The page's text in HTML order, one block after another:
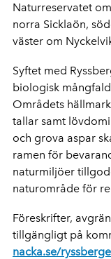
Naturreservatet
norra Sicklaön,
väster om
Syftet med
biologisk
Områdets
tallar samt
och grova aspar
ramen för
naturmiljöer
naturområde för
Föreskrifter,
tillgängligt på
nacka.se/